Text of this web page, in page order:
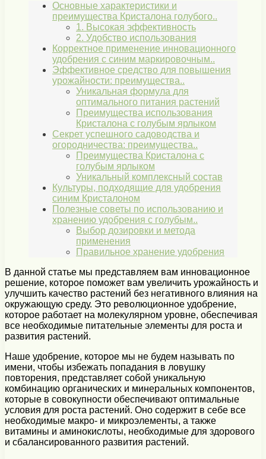
Основные характеристики и
преимущества Кристалона голубого..
1. Высокая эффективность
2. Удобство использования
Корректное применение инновационного
удобрения с синим маркировочным..
Эффективное средство для повышения
урожайности: преимущества..
Уникальная формула для
оптимального питания растений
Преимущества использования
Кристалона с голубым ярлыком
Секрет успешного садоводства и
огородничества: преимущества..
Преимущества Кристалона с
голубым ярлыком
Уникальный комплексный состав
Культуры, подходящие для удобрения
синим Кристалоном
Полезные советы по использованию и
хранению удобрения с голубым..
Выбор дозировки и метода
применения
Правильное хранение удобрения
В данной статье мы представляем вам инновационное
решение, которое поможет вам увеличить урожайность и
улучшить качество растений без негативного влияния на
окружающую среду. Это революционное удобрение,
которое работает на молекулярном уровне, обеспечивая
все необходимые питательные элементы для роста и
развития растений.
Наше удобрение, которое мы не будем называть по
имени, чтобы избежать попадания в ловушку
повторения, представляет собой уникальную
комбинацию органических и минеральных компонентов,
которые в совокупности обеспечивают оптимальные
условия для роста растений. Оно содержит в себе все
необходимые макро- и микроэлементы, а также
витамины и аминокислоты, необходимые для здорового
и сбалансированного развития растений.